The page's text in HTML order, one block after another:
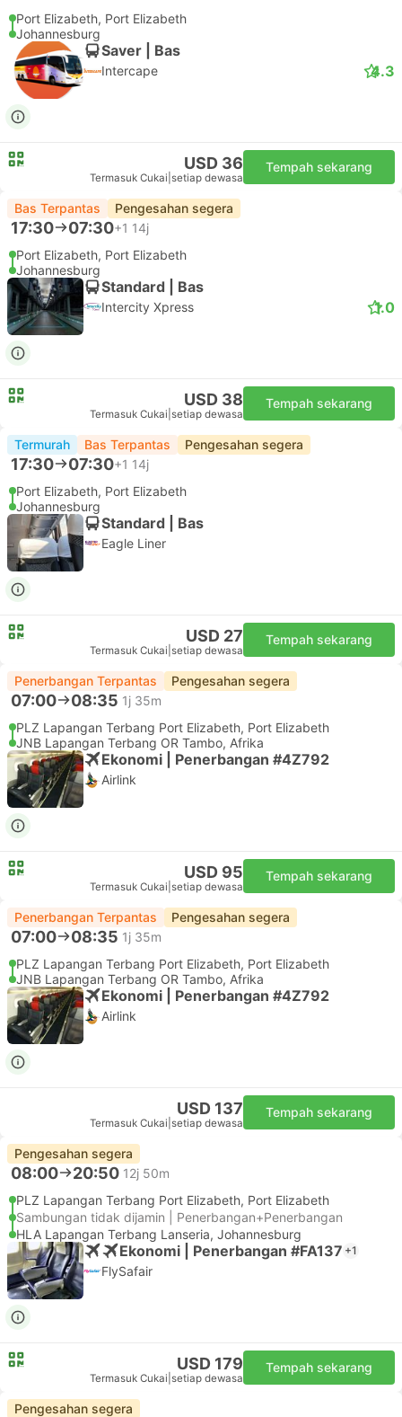
Port Elizabeth, Port Elizabeth
Johannesburg
Saver | Bas
Intercape 4.3
USD 36
Termasuk Cukai setiap dewasa
Tempah sekarang
Bas Terpantas Pengesahan segera
17:30 07:30+1 14j
Port Elizabeth, Port Elizabeth
Johannesburg
Standard | Bas
Intercity Xpress 1.0
USD 38
Termasuk Cukai setiap dewasa
Tempah sekarang
Termurah Bas Terpantas Pengesahan segera
17:30 07:30+1 14j
Port Elizabeth, Port Elizabeth
Johannesburg
Standard | Bas
Eagle Liner
USD 27
Termasuk Cukai setiap dewasa
Tempah sekarang
Penerbangan Terpantas Pengesahan segera
07:00 08:35 1j 35m
PLZ Lapangan Terbang Port Elizabeth, Port Elizabeth
JNB Lapangan Terbang OR Tambo, Afrika
Ekonomi | Penerbangan #4Z792
Airlink
USD 95
Termasuk Cukai setiap dewasa
Tempah sekarang
Penerbangan Terpantas Pengesahan segera
07:00 08:35 1j 35m
PLZ Lapangan Terbang Port Elizabeth, Port Elizabeth
JNB Lapangan Terbang OR Tambo, Afrika
Ekonomi | Penerbangan #4Z792
Airlink
USD 137
Termasuk Cukai setiap dewasa
Tempah sekarang
Pengesahan segera
08:00 20:50 12j 50m
PLZ Lapangan Terbang Port Elizabeth, Port Elizabeth
Sambungan tidak dijamin | Penerbangan+Penerbangan
HLA Lapangan Terbang Lanseria, Johannesburg
Ekonomi | Penerbangan #FA137 +1
FlySafair
USD 179
Termasuk Cukai setiap dewasa
Tempah sekarang
Pengesahan segera